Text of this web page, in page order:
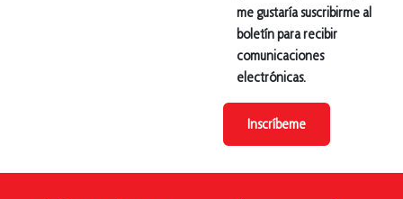
me gustaría suscribirme al
boletín para recibir
comunicaciones
electrónicas.
Inscríbeme